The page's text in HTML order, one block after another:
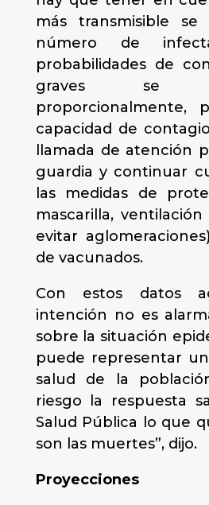
más transmisible
número de
probabilidades de
graves se
capacidad de
llamada de atención
guardia y continuar
las medidas de
mascarilla,
evitar
de vacunados.
Con estos datos
intención no es
sobre la situación
puede representar
salud de la
riesgo la respuesta
Salud Pública lo que
son las muertes”, dijo.
Proyecciones